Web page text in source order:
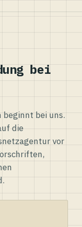
bei
beginnt bei uns.
die
vor